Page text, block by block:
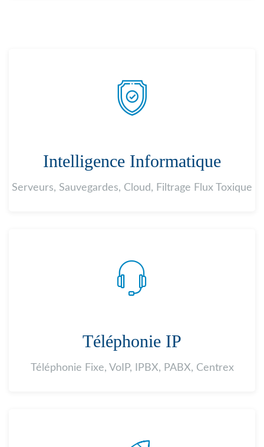
Intelligence Informatique
Serveurs, Sauvegardes, Cloud, Filtrage Flux Toxique
Téléphonie IP
Téléphonie Fixe, VoIP, IPBX, PABX, Centrex